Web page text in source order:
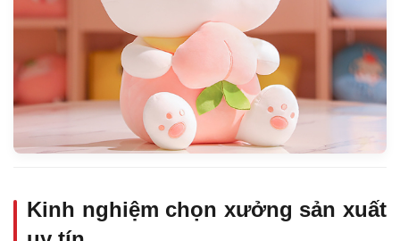
Kinh nghiệm chọn xưởng sản xuất